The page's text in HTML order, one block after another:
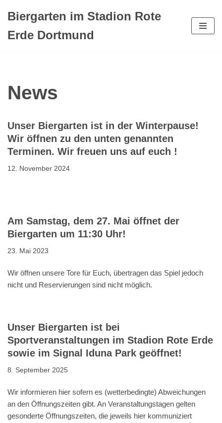
Inhalt
Biergarten im Stadion Rote
Erde Dortmund
News
Unser Biergarten ist in der Winterpause!
Wir öffnen zu den unten genannten
Terminen. Wir freuen uns auf euch !
12. November 2024
Am Samstag, dem 27. Mai öffnet der
Biergarten um 11:30 Uhr!
23. Mai 2023
Wir öffnen unsere Tore für Euch, übertragen das Spiel jedoch
nicht und Reservierungen sind nicht möglich.
Unser Biergarten ist bei
Sportveranstaltungen im Stadion Rote Erde
sowie im Signal Iduna Park geöffnet!
8. September 2025
Wir informieren hier sofern es (wetterbedingte) Abweichungen
an den Öffnungszeiten gibt. An Veranstaltungstagen gelten
gesonderte Öffnungszeiten, die jeweils hier kommuniziert